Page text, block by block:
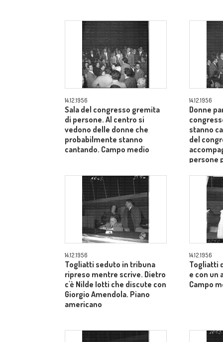
14.12.1956
Sala del congresso gremita
di persone. Al centro si
vedono delle donne che
probabilmente stanno
cantando. Campo medio
14.12.1956
Donne
stanno
del
persone
14.12.1956
Togliatti seduto in tribuna
ripreso mentre scrive. Dietro
c'è Nilde Iotti che discute con
Giorgio Amendola. Piano
americano
14.12.1956
Togliatti
e con un
Campo